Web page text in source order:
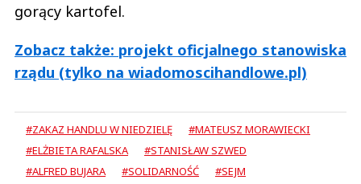
gorący kartofel.
Zobacz także: projekt oficjalnego stanowiska
rządu (tylko na wiadomoscihandlowe.pl)
#ZAKAZ HANDLU W NIEDZIELĘ
#MATEUSZ MORAWIECKI
#ELŻBIETA RAFALSKA
#STANISŁAW SZWED
#ALFRED BUJARA
#SOLIDARNOŚĆ
#SEJM